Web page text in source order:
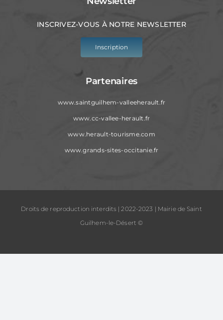
INSCRIVEZ-VOUS À NOTRE NEWSLETTER
Inscription
Partenaires
www.saintguilhem-valleeherault.fr
www.cc-vallee-herault.fr
www.herault-tourisme.com
www.grands-sites-occitanie.fr
Droits de reproduction interdits | 2022-2023 | Mairie de Saint
Guilhem-le-Désert ©